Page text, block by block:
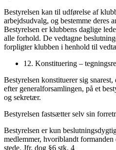
Bestyrelsen kan til udførelse af
arbejdsudvalg, og bestemme deres
Bestyrelsen er klubbens daglige
alle forhold. De vedtagne
forpligter klubben i henhold til
12. Konstituering –
Bestyrelsen konstituerer sig
efter generalforsamlingen, på et
og sekretær.
Bestyrelsen fastsætter selv sin
Bestyrelsen er kun
medlemmer, hvoriblandt
stede. Jfr. dog §6 stk. 4